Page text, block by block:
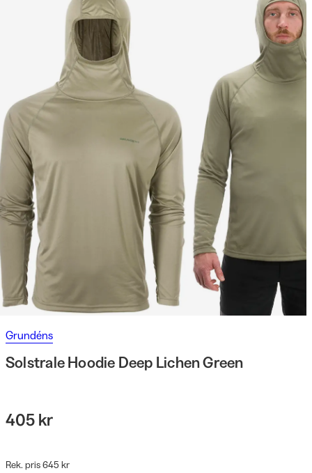
Grundéns
Solstrale Hoodie Deep Lichen Green
405 kr
Rek. pris 645 kr